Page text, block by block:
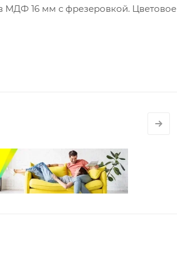
МДФ 16 мм с фрезеровкой. Цветовое